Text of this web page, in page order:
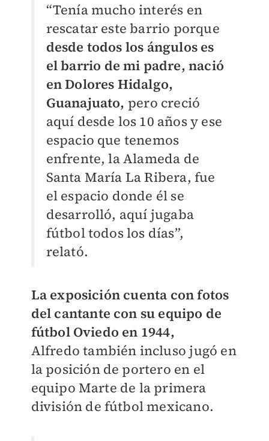
“Tenía mucho interés en
rescatar este barrio porque
desde todos los ángulos es
el barrio de mi padre, nació
en Dolores Hidalgo,
Guanajuato, pero creció
aquí desde los 10 años y ese
espacio que tenemos
enfrente, la Alameda de
Santa María La Ribera, fue
el espacio donde él se
desarrolló, aquí jugaba
fútbol todos los días”,
relató.
La exposición cuenta con fotos
del cantante con su equipo de
fútbol Oviedo en 1944,
Alfredo también incluso jugó en
la posición de portero en el
equipo Marte de la primera
división de fútbol mexicano.